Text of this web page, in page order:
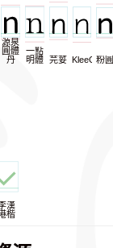
源泉
圓體
丹
一點
明體
芫荽 KleeOne粉圓
漢
楷